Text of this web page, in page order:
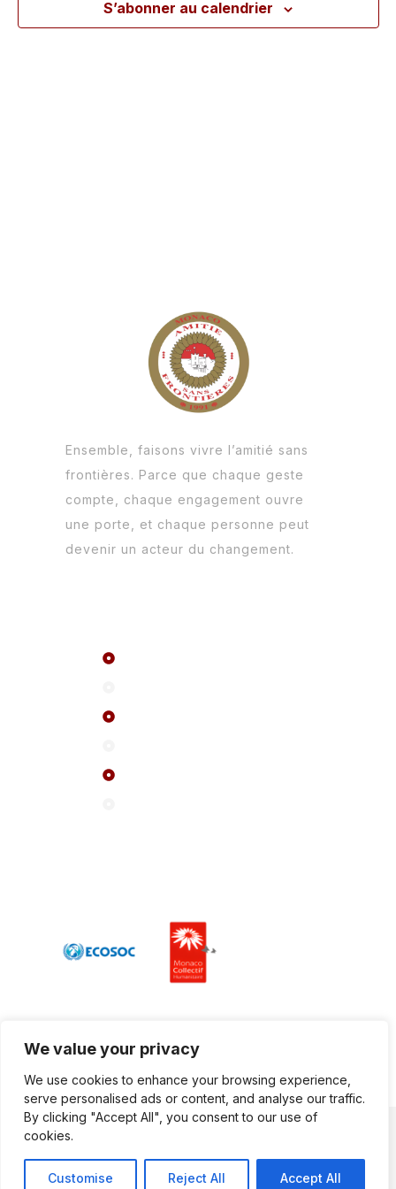
We value your privacy
We use cookies to enhance your browsing experience,
serve personalised ads or content, and analyse our traffic.
By clicking "Accept All", you consent to our use of
cookies.
Customise Reject All Accept All
VUES
S’abonner au calendrier
Ensemble, faisons vivre l’amitié sans
frontières. Parce que chaque geste
compte, chaque engagement ouvre
une porte, et chaque personne peut
devenir un acteur du changement.
© Copyright ASF 2026 - website made in Monaco
Politique de confidentialité–CGU